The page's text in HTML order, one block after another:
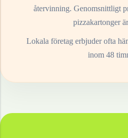
återvinning. Genomsnittligt
pizzakartonger
Lokala företag erbjuder ofta
inom 48